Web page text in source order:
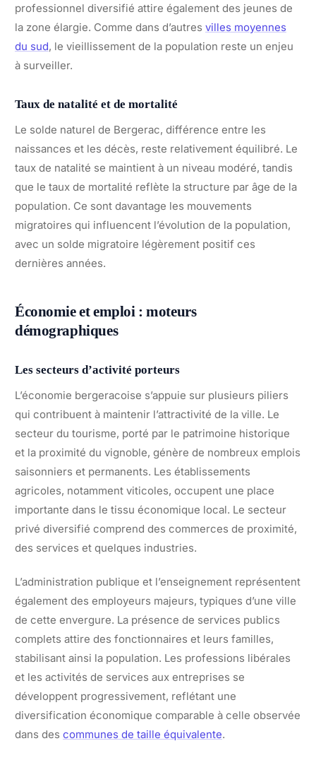
professionnel diversifié attire également des jeunes de
la zone élargie. Comme dans d’autres villes moyennes
du sud, le vieillissement de la population reste un enjeu
à surveiller.
Taux de natalité et de mortalité
Le solde naturel de Bergerac, différence entre les
naissances et les décès, reste relativement équilibré. Le
taux de natalité se maintient à un niveau modéré, tandis
que le taux de mortalité reflète la structure par âge de la
population. Ce sont davantage les mouvements
migratoires qui influencent l’évolution de la population,
avec un solde migratoire légèrement positif ces
dernières années.
Économie et emploi : moteurs
démographiques
Les secteurs d’activité porteurs
L’économie bergeracoise s’appuie sur plusieurs piliers
qui contribuent à maintenir l’attractivité de la ville. Le
secteur du tourisme, porté par le patrimoine historique
et la proximité du vignoble, génère de nombreux emplois
saisonniers et permanents. Les établissements
agricoles, notamment viticoles, occupent une place
importante dans le tissu économique local. Le secteur
privé diversifié comprend des commerces de proximité,
des services et quelques industries.
L’administration publique et l’enseignement représentent
également des employeurs majeurs, typiques d’une ville
de cette envergure. La présence de services publics
complets attire des fonctionnaires et leurs familles,
stabilisant ainsi la population. Les professions libérales
et les activités de services aux entreprises se
développent progressivement, reflétant une
diversification économique comparable à celle observée
dans des communes de taille équivalente.